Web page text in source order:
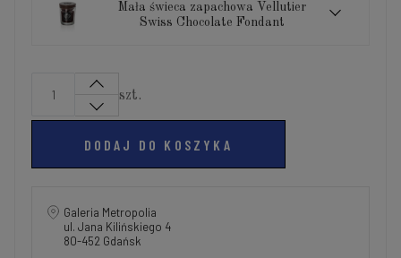
Mała świeca zapachowa Vellutier
Swiss Chocolate Fondant
szt.
DODAJ DO KOSZYKA
Galeria Metropolia
ul. Jana Kilińskiego 4
80-452 Gdańsk